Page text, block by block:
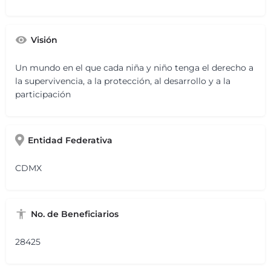
Visión
Un mundo en el que cada niña y niño tenga el derecho a
la supervivencia, a la protección, al desarrollo y a la
participación
Entidad Federativa
CDMX
No. de Beneficiarios
28425